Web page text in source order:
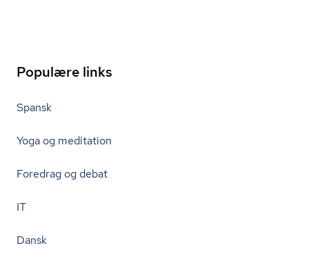
Populære links
Spansk
Yoga og meditation
Foredrag og debat
IT
Dansk